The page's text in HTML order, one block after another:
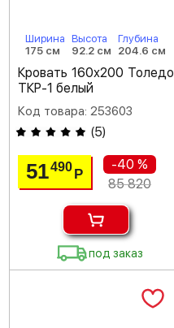
Ширина
175 см
Высота
92.2 см
Глубина
204.6 см
Кровать 160х200 Толедо
ТКР-1 белый
Код товара: 253603
(5)
51490 Р
-40 %
85 820
под заказ